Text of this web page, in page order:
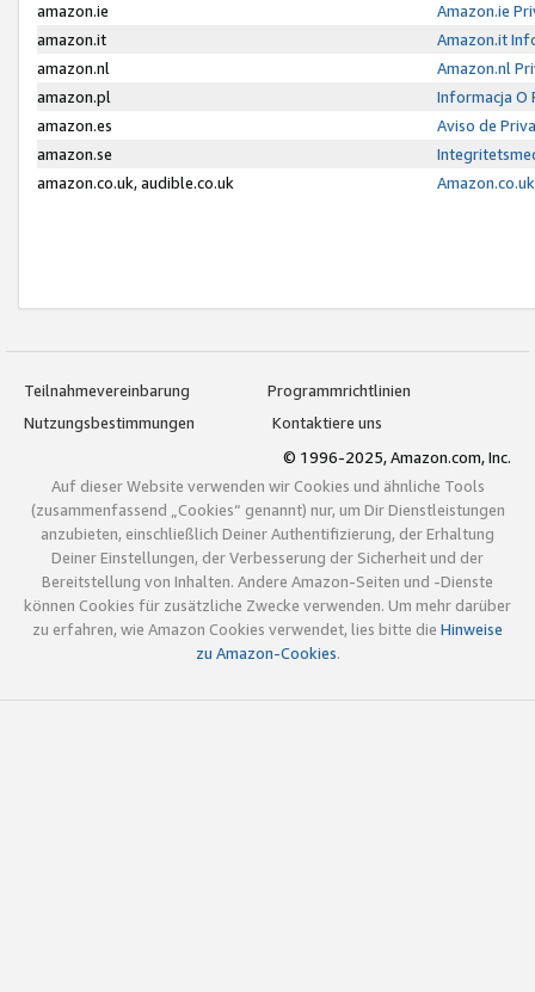
amazon.ie
Amazon.ie
amazon.it
Amazon.it
amazon.nl
Amazon.nl
amazon.pl
Informacja O
amazon.es
Aviso de
amazon.se
amazon.co.uk, audible.co.uk
Teilnahmevereinbarung
Programmrichtlinien
Nutzungsbestimmungen
Kontaktiere uns
© 1996-2025, Amazon.com, Inc.
Auf dieser Website verwenden wir Cookies und ähnliche Tools
(zusammenfassend „Cookies“ genannt) nur, um Dir Dienstleistungen
anzubieten, einschließlich Deiner Authentifizierung, der Erhaltung
Deiner Einstellungen, der Verbesserung der Sicherheit und der
Bereitstellung von Inhalten. Andere Amazon-Seiten und -Dienste
können Cookies für zusätzliche Zwecke verwenden. Um mehr darüber
zu erfahren, wie Amazon Cookies verwendet, lies bitte die Hinweise
zu Amazon-Cookies.